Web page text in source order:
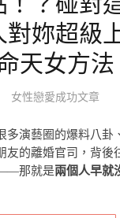
對妳超級
天女方法
女性戀愛成功文章
多演藝圈的爆料八卦
友的離婚官司，背後
那就是兩個人早就